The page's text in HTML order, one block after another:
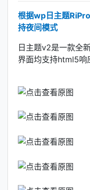
根据wp日主题
持夜间模式
日主题v2是一款全
界面均支持html5响